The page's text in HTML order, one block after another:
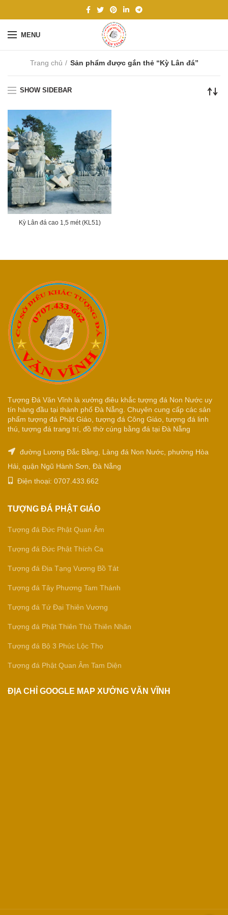
MENU
Trang chủ Sản phẩm được gắn thẻ “Kỳ Lân đá”
SHOW SIDEBAR
Kỳ Lân đá cao 1,5 mét (KL51)
Tượng Đá Văn Vĩnh là xưởng điêu khắc tượng đá Non Nước uy
tín hàng đầu tại thành phố Đà Nẵng. Chuyên cung cấp các sản
phẩm tượng đá Phật Giáo, tượng đá Công Giáo, tượng đá linh
thú, tượng đá trang trí, đồ thờ cúng bằng đá tại Đà Nẵng
đường Lương Đắc Bằng, Làng đá Non Nước, phường Hòa
Hải, quận Ngũ Hành Sơn, Đà Nẵng
Điện thoại: 0707.433.662
TƯỢNG ĐÁ PHẬT GIÁO
Tượng đá Đức Phật Quan Âm
Tượng đá Đức Phật Thích Ca
Tượng đá Địa Tạng Vương Bồ Tát
Tượng đá Tây Phương Tam Thánh
Tượng đá Tứ Đại Thiên Vương
Tượng đá Phật Thiên Thủ Thiên Nhãn
Tượng đá Bộ 3 Phúc Lộc Thọ
Tượng đá Phật Quan Âm Tam Diện
ĐỊA CHỈ GOOGLE MAP XƯỞNG VĂN VĨNH